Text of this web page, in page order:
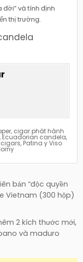
đời” và tính định
thị trường.
, cigar phát hành
Ecuadorian candela,
, Patina y Viso
bản “độc quyền
Vietnam (300 hộp)
2 kích thước mới,
và maduro